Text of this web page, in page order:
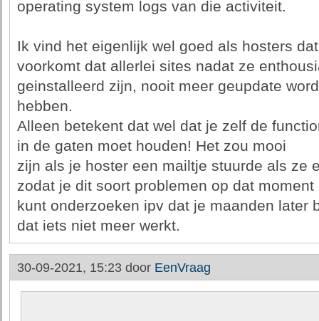
operating system logs van die activiteit.
Ik vind het eigenlijk wel goed als hosters
voorkomt dat allerlei sites nadat ze
geinstalleerd zijn, nooit meer geupdate
hebben.
Alleen betekent dat wel dat je zelf de
in de gaten moet houden! Het zou mooi
zijn als je hoster een mailtje stuurde als ze
zodat je dit soort problemen op dat moment
kunt onderzoeken ipv dat je maanden later
dat iets niet meer werkt.
30-09-2021, 15:23 door EenVraag